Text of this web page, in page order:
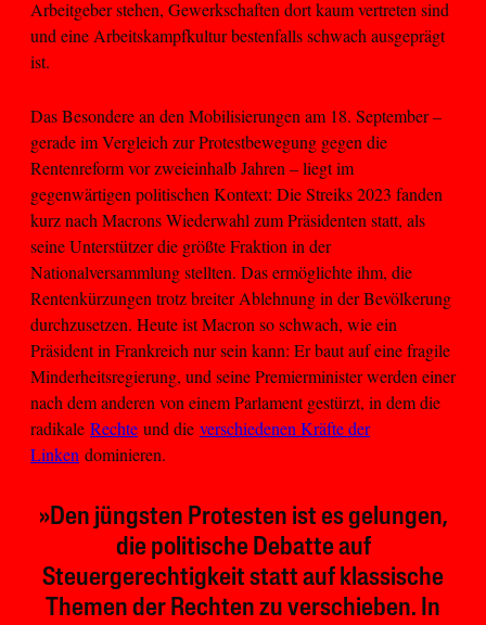
Arbeitgeber stehen, Gewerkschaften dort kaum vertreten sind
und eine Arbeitskampfkultur bestenfalls schwach ausgeprägt
ist.
Das Besondere an den Mobilisierungen am 18. September –
gerade im Vergleich zur Protestbewegung gegen die
Rentenreform vor zweieinhalb Jahren – liegt im
gegenwärtigen politischen Kontext: Die Streiks 2023 fanden
kurz nach Macrons Wiederwahl zum Präsidenten statt, als
seine Unterstützer die größte Fraktion in der
Nationalversammlung stellten. Das ermöglichte ihm, die
Rentenkürzungen trotz breiter Ablehnung in der Bevölkerung
durchzusetzen. Heute ist Macron so schwach, wie ein
Präsident in Frankreich nur sein kann: Er baut auf eine fragile
Minderheitsregierung, und seine Premierminister werden einer
nach dem anderen von einem Parlament gestürzt, in dem die
radikale Rechte und die verschiedenen Kräfte der
Linken dominieren.
»Den jüngsten Protesten ist es gelungen,
die politische Debatte auf
Steuergerechtigkeit statt auf klassische
Themen der Rechten zu verschieben. In